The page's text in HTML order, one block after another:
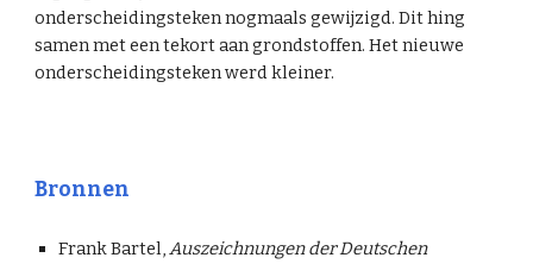
onderscheidingsteken nogmaals gewijzigd. Dit hing
samen met een tekort aan grondstoffen. Het nieuwe
onderscheidingsteken werd kleiner.
Bronnen
Frank Bartel,Auszeichnungen der Deutschen